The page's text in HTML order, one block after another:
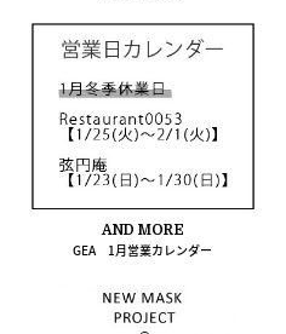
AND MORE
GEA 1月営業カレンダー